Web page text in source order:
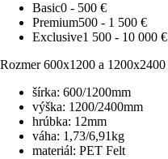
Basic0 - 500 €
Premium500 - 1 500 €
Exclusive1 500 - 10 000 €
Rozmer 600x1200 a 1200x2400
šírka: 600/1200mm
výška: 1200/2400mm
hrúbka: 12mm
váha: 1,73/6,91kg
materiál: PET Felt